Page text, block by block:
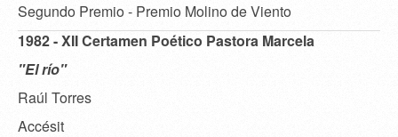
Segundo Premio - Premio Molino de Viento
1982 - XII Certamen Poético Pastora Marcela
"El río"
Raúl Torres
Accésit